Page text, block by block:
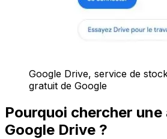
Google Drive, service de
gratuit de Google
Pourquoi chercher
Google Drive ?